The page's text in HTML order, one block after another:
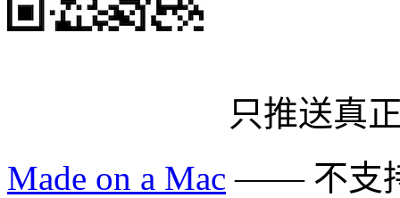
只推送真
Made on a Mac —— 不支